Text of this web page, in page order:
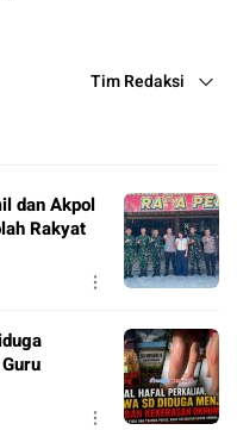
Tim Redaksi
dan Akpol
Rakyat